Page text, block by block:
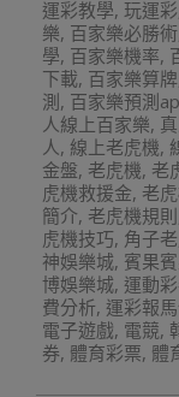
運彩教學, 玩運
樂, 百家樂必勝術
學, 百家樂機率,
下載, 百家樂算牌
測 , 百家樂預測
人線上百家樂,
人, 線上老虎機,
金盤, 老虎機, 老
虎機救援金, 老
簡介, 老虎機規則
虎機技巧, 角子
神娛樂城, 賓果
博娛樂城, 運動
費分析, 運彩報
電子遊戲, 電競,
券, 體育彩票, 體